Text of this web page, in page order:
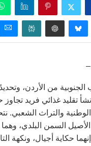
–
من الأردن،
تقليد غذائي فريد تجاوز
والتراث الشعبي.
السمن البلدي،
حكاية أجيال، ونكهة